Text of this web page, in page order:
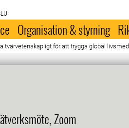
Organisation & styrning
tvärvetenskapligt för att trygga global
Zoom